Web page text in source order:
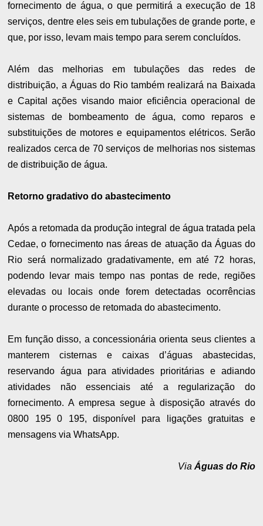
fornecimento de água, o que permitirá a execução de 18
serviços, dentre eles seis em tubulações de grande porte, e
que, por isso, levam mais tempo para serem concluídos.
Além das melhorias em tubulações das redes de
distribuição, a Águas do Rio também realizará na Baixada
e Capital ações visando maior eficiência operacional de
sistemas de bombeamento de água, como reparos e
substituições de motores e equipamentos elétricos. Serão
realizados cerca de 70 serviços de melhorias nos sistemas
de distribuição de água.
Retorno gradativo do abastecimento
Após a retomada da produção integral de água tratada pela
Cedae, o fornecimento nas áreas de atuação da Águas do
Rio será normalizado gradativamente, em até 72 horas,
podendo levar mais tempo nas pontas de rede, regiões
elevadas ou locais onde forem detectadas ocorrências
durante o processo de retomada do abastecimento.
Em função disso, a concessionária orienta seus clientes a
manterem cisternas e caixas d’águas abastecidas,
reservando água para atividades prioritárias e adiando
atividades não essenciais até a regularização do
fornecimento. A empresa segue à disposição através do
0800 195 0 195, disponível para ligações gratuitas e
mensagens via WhatsApp.
Via Águas do Rio